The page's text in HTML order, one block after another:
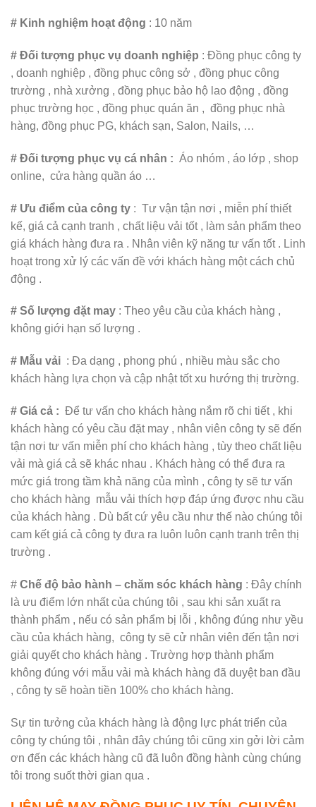
# Kinh nghiệm hoạt động : 10 năm
# Đối tượng phục vụ doanh nghiệp : Đồng phục công ty
, doanh nghiệp , đồng phục công sở , đồng phục công
trường , nhà xưởng , đồng phục bảo hộ lao động , đồng
phục trường học , đồng phục quán ăn , đồng phục nhà
hàng, đồng phục PG, khách sạn, Salon, Nails, …
# Đối tượng phục vụ cá nhân : Áo nhóm , áo lớp , shop
online, cửa hàng quần áo …
# Ưu điểm của công ty : Tư vận tận nơi , miễn phí thiết
kế, giá cả cạnh tranh , chất liệu vải tốt , làm sản phẩm theo
giá khách hàng đưa ra . Nhân viên kỹ năng tư vấn tốt . Linh
hoạt trong xử lý các vấn đề với khách hàng một cách chủ
động .
# Số lượng đặt may : Theo yêu cầu của khách hàng ,
không giới hạn số lượng .
# Mẫu vải : Đa dạng , phong phú , nhiều màu sắc cho
khách hàng lựa chọn và cập nhật tốt xu hướng thị trường.
# Giá cả : Để tư vấn cho khách hàng nắm rõ chi tiết , khi
khách hàng có yêu cầu đặt may , nhân viên công ty sẽ đến
tận nơi tư vấn miễn phí cho khách hàng , tùy theo chất liệu
vải mà giá cả sẽ khác nhau . Khách hàng có thể đưa ra
mức giá trong tầm khả năng của mình , công ty sẽ tư vấn
cho khách hàng mẫu vải thích hợp đáp ứng được nhu cầu
của khách hàng . Dù bất cứ yêu cầu như thế nào chúng tôi
cam kết giá cả công ty đưa ra luôn luôn cạnh tranh trên thị
trường .
# Chế độ bảo hành – chăm sóc khách hàng : Đây chính
là ưu điểm lớn nhất của chúng tôi , sau khi sản xuất ra
thành phẩm , nếu có sản phẩm bị lỗi , không đúng như yều
cầu của khách hàng, công ty sẽ cử nhân viên đến tận nơi
giải quyết cho khách hàng . Trường hợp thành phẩm
không đúng với mẫu vải mà khách hàng đã duyệt ban đầu
, công ty sẽ hoàn tiền 100% cho khách hàng.
Sự tin tưởng của khách hàng là động lực phát triển của
công ty chúng tôi , nhân đây chúng tôi cũng xin gởi lời cảm
ơn đến các khách hàng cũ đã luôn đồng hành cùng chúng
tôi trong suốt thời gian qua .